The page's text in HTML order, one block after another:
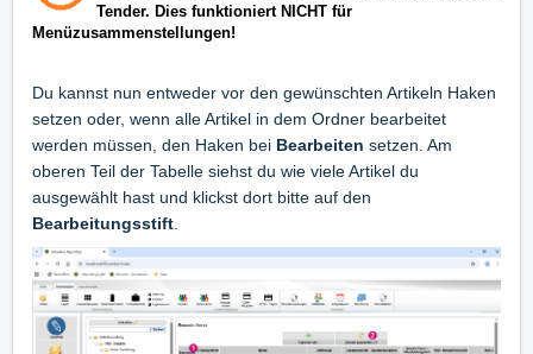
Tender. Dies funktioniert NICHT für
Menüzusammenstellungen!
Du kannst nun entweder vor den gewünschten Artikeln Haken
setzen oder, wenn alle Artikel in dem Ordner bearbeitet
werden müssen, den Haken bei Bearbeiten setzen. Am
oberen Teil der Tabelle siehst du wie viele Artikel du
ausgewählt hast und klickst dort bitte auf den
Bearbeitungsstift